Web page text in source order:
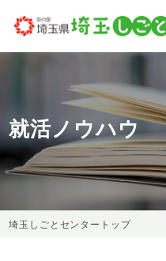
就活ノウハウ
埼玉しごとセンタートップ